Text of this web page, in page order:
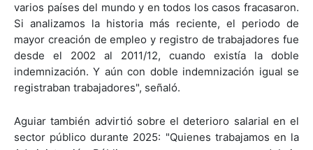
varios países del mundo y en todos los casos fracasaron.
Si analizamos la historia más reciente, el periodo de
mayor creación de empleo y registro de trabajadores fue
desde el 2002 al 2011/12, cuando existía la doble
indemnización. Y aún con doble indemnización igual se
registraban trabajadores", señaló.
Aguiar también advirtió sobre el deterioro salarial en el
sector público durante 2025: "Quienes trabajamos en la